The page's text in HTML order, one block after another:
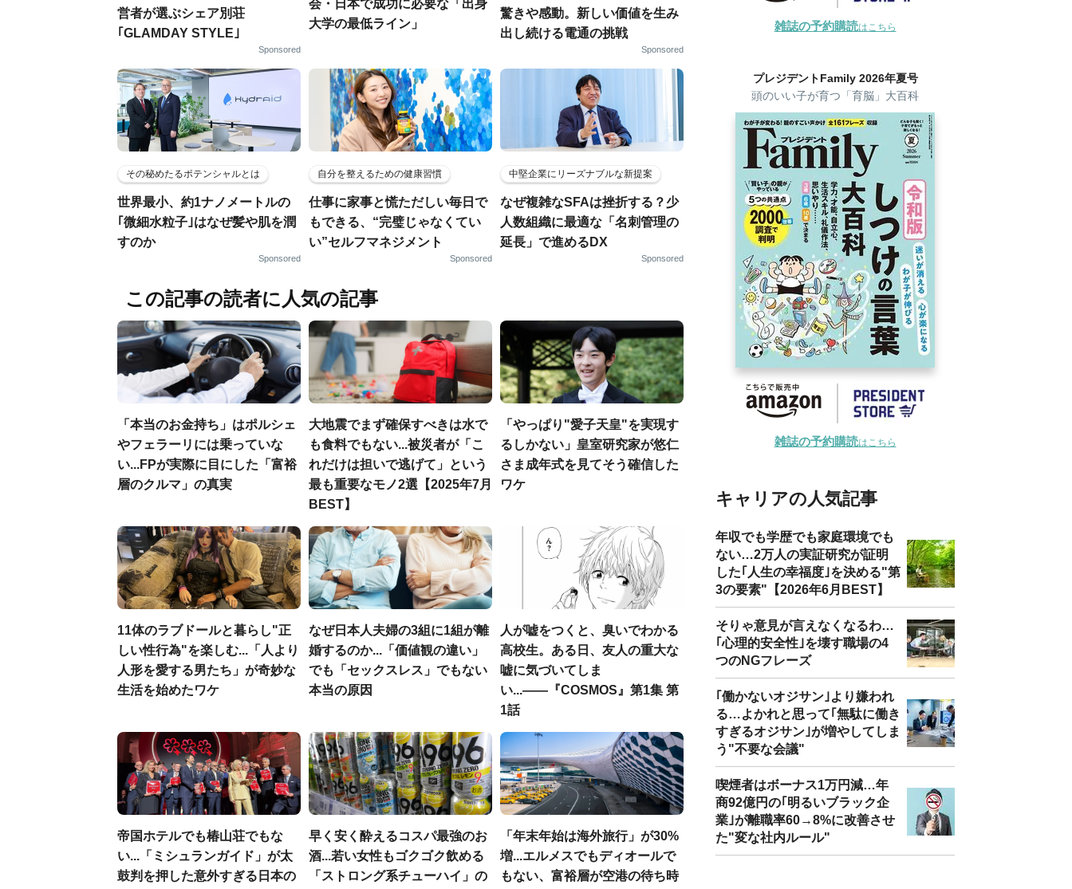
営者が選ぶシェア別荘
｢GLAMDAY STYLE｣
Sponsored
会・日本で成功に必要な「出身
大学の最低ライン」
驚きや感動。新しい価値を生み
出し続ける電通の挑戦
Sponsored
その秘めたるポテンシャルとは
世界最小、約1ナノメートルの
｢微細水粒子｣はなぜ髪や肌を潤
すのか
Sponsored
自分を整えるための健康習慣
仕事に家事と慌ただしい毎日で
もできる、“完璧じゃなくてい
い”セルフマネジメント
Sponsored
中堅企業にリーズナブルな新提案
なぜ複雑なSFAは挫折する？少
人数組織に最適な「名刺管理の
延長」で進めるDX
Sponsored
この記事の読者に人気の記事
「本当のお金持ち」はポルシェ
やフェラーリには乗っていな
い...FPが実際に目にした「富裕
層のクルマ」の真実
大地震でまず確保すべきは水で
も食料でもない...被災者が「こ
れだけは担いで逃げて」という
最も重要なモノ2選【2025年7月
BEST】
「やっぱり"愛子天皇"を実現す
るしかない」皇室研究家が悠仁
さま成年式を見てそう確信した
ワケ
11体のラブドールと暮らし"正
しい性行為"を楽しむ...「人より
人形を愛する男たち」が奇妙な
生活を始めたワケ
なぜ日本人夫婦の3組に1組が離
婚するのか...「価値観の違い」
でも「セックスレス」でもない
本当の原因
人が嘘をつくと、臭いでわかる
高校生。ある日、友人の重大な
嘘に気づいてしま
い...――『COSMOS』第1集 第
1話
帝国ホテルでも椿山荘でもな
い...「ミシュランガイド」が太
鼓判を押した意外すぎる日本の
早く安く酔えるコスパ最強のお
酒...若い女性もゴクゴク飲める
「ストロング系チューハイ」の
「年末年始は海外旅行」が30%
増...エルメスでもディオールで
もない、富裕層が空港の待ち時
雑誌の予約購読はこちら
プレジデントFamily 2026年夏号
頭のいい子が育つ「育脳」大百科
雑誌の予約購読はこちら
キャリアの人気記事
年収でも学歴でも家庭環境でも
ない…2万人の実証研究が証明
した｢人生の幸福度｣を決める"第
3の要素"【2026年6月BEST】
そりゃ意見が言えなくなるわ…
｢心理的安全性｣を壊す職場の4
つのNGフレーズ
｢働かないオジサン｣より嫌われ
る…よかれと思って｢無駄に働き
すぎるオジサン｣が増やしてしま
う"不要な会議"
喫煙者はボーナス1万円減…年
商92億円の｢明るいブラック企
業｣が離職率60→8%に改善させ
た"変な社内ルール"